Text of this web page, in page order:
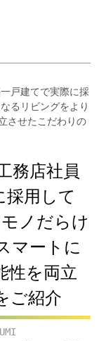
務店社員
採用して
ノだらけ
マートに
性を両立
ご紹介